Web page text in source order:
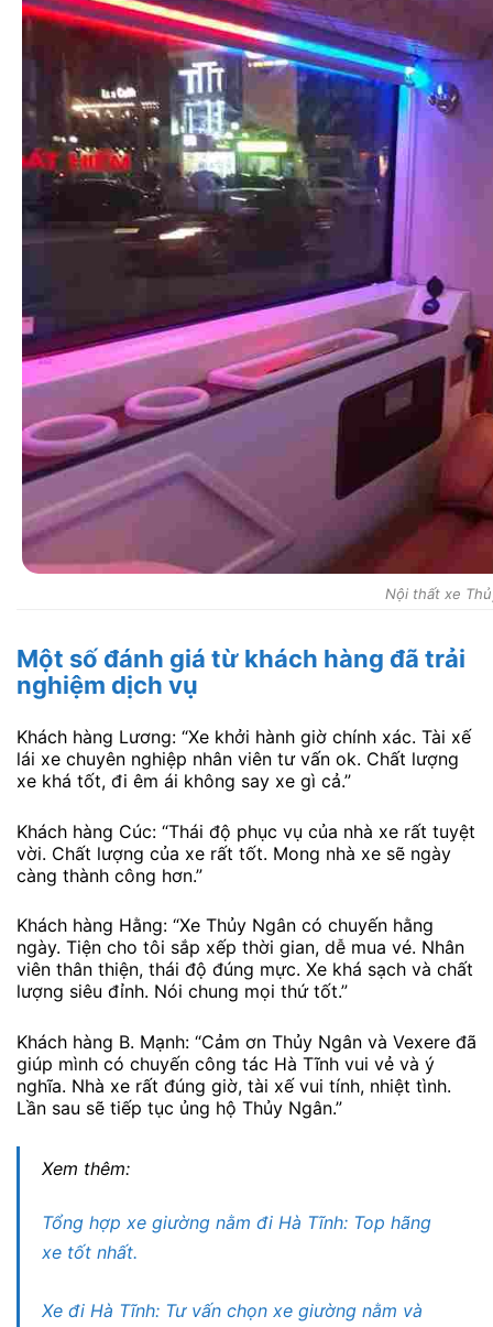
Nội thất xe
Một số đánh giá từ khách hàng đã trải
nghiệm dịch vụ
Khách hàng Lương: “Xe khởi hành giờ chính xác. Tài xế
lái xe chuyên nghiệp nhân viên tư vấn ok. Chất lượng
xe khá tốt, đi êm ái không say xe gì cả.”
Khách hàng Cúc: “Thái độ phục vụ của nhà xe rất tuyệt
vời. Chất lượng của xe rất tốt. Mong nhà xe sẽ ngày
càng thành công hơn.”
Khách hàng Hằng: “Xe Thủy Ngân có chuyến hằng
ngày. Tiện cho tôi sắp xếp thời gian, dễ mua vé. Nhân
viên thân thiện, thái độ đúng mực. Xe khá sạch và chất
lượng siêu đỉnh. Nói chung mọi thứ tốt.”
Khách hàng B. Mạnh: “Cảm ơn Thủy Ngân và Vexere đã
giúp mình có chuyến công tác Hà Tĩnh vui vẻ và ý
nghĩa. Nhà xe rất đúng giờ, tài xế vui tính, nhiệt tình.
Lần sau sẽ tiếp tục ủng hộ Thủy Ngân.”
Xem thêm:
Tổng hợp xe giường nằm đi Hà Tĩnh: Top hãng
xe tốt nhất.
Xe đi Hà Tĩnh: Tư vấn chọn xe giường nằm và